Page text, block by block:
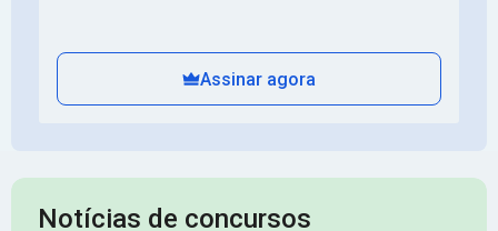
Assinar agora
Notícias de concursos